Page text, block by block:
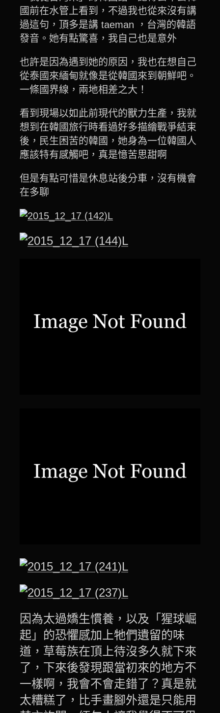
國前在水管上看到，不過我也從來沒有講
過這句，頂多是講 taeman ，台灣的韓語
發音。她有點驚喜，我自己也是意外
也許是因為遇到她的原因，我也在想自己
從泰國來緬甸就像是從韓國來到朝鮮吧。
一條國界線，兩地相差之大！
看到現場以如此前現代的獸力生產，我就
想到在韓國旅行時看過好多描繪戰爭結束
後，民生困苦的韓國，她身為一位韓國人
應該特有感觸吧，真是憶苦思甜啊
但是有點可惜是休息站後分車，沒有機會
在多聊
因為太過嬌生慣養，以及「猩球崛
起」的恐懼感加上牠們遺留的味
道，草莓族在頂上待沒多久就下來
了，下來後發現跟當初來的地方不
一樣啊，我會不會走錯了？真是就
太糟糕了，比手畫腳外還是只能用